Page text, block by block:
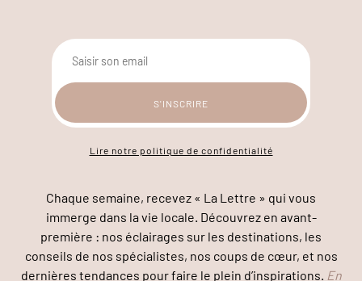
Lire notre politique de confidentialité
Chaque semaine, recevez « La Lettre » qui vous
immerge dans la vie locale. Découvrez en avant-
première : nos éclairages sur les destinations, les
conseils de nos spécialistes, nos coups de cœur, et nos
dernières tendances pour faire le plein d’inspirations. En